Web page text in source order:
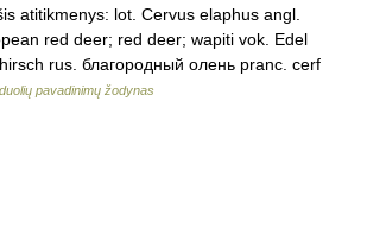
atitikmenys: lot. Cervus elaphus angl.
red deer; red deer; wapiti vok. Edel
rus. благородный олень pranc. cerf
pavadinimų žodynas